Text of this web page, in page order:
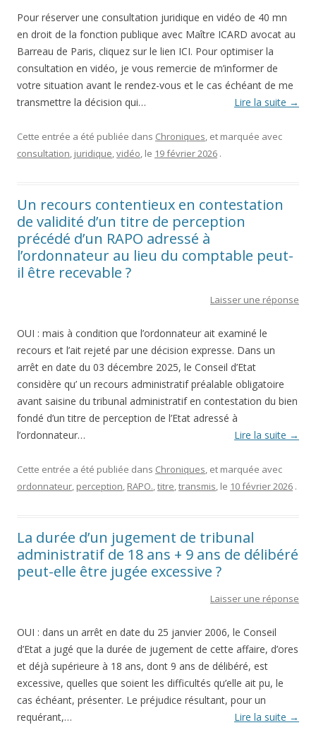
Pour réserver une consultation juridique en vidéo de 40 mn
en droit de la fonction publique avec Maître ICARD avocat au
Barreau de Paris, cliquez sur le lien ICI. Pour optimiser la
consultation en vidéo, je vous remercie de m’informer de
votre situation avant le rendez-vous et le cas échéant de me
transmettre la décision qui…
Lire la suite →
Cette entrée a été publiée dans Chroniques, et marquée avec
consultation, juridique,vidéo, le 19 février 2026 .
Un recours contentieux en contestation
de validité d’un titre de perception
précédé d’un RAPO adressé à
l’ordonnateur au lieu du comptable peut-
il être recevable ?
Laisser une réponse
OUI : mais à condition que l’ordonnateur ait examiné le
recours et l’ait rejeté par une décision expresse. Dans un
arrêt en date du 03 décembre 2025, le Conseil d’Etat
considère qu’ un recours administratif préalable obligatoire
avant saisine du tribunal administratif en contestation du bien
fondé d’un titre de perception de l’Etat adressé à
l’ordonnateur…
Lire la suite →
Cette entrée a été publiée dans Chroniques, et marquée avec
ordonnateur, perception, RAPO.,titre,transmis, le 10 février 2026 .
La durée d’un jugement de tribunal
administratif de 18 ans + 9 ans de délibéré
peut-elle être jugée excessive ?
Laisser une réponse
OUI : dans un arrêt en date du 25 janvier 2006, le Conseil
d’Etat a jugé que la durée de jugement de cette affaire, d’ores
et déjà supérieure à 18 ans, dont 9 ans de délibéré, est
excessive, quelles que soient les difficultés qu’elle ait pu, le
cas échéant, présenter. Le préjudice résultant, pour un
requérant,…
Lire la suite →